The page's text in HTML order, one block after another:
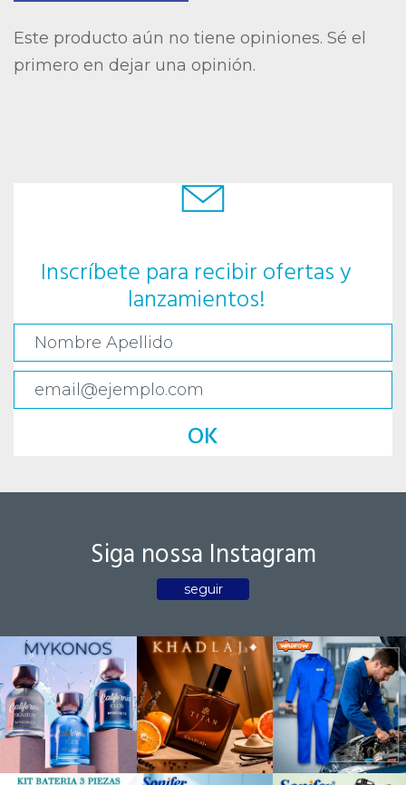
Este producto aún no tiene opiniones. Sé el
primero en dejar una opinión.
Inscríbete para recibir ofertas y
lanzamientos!
OK
Siga nossa Instagram
seguir